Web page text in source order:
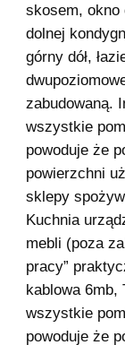
skosem, okno
dolnej
górny dół,
zabudowaną.
wszystkie
powoduje że
powierzchni
sklepy
Kuchnia
mebli (poza
pracy”
kablowa 6mb,
wszystkie
powoduje że